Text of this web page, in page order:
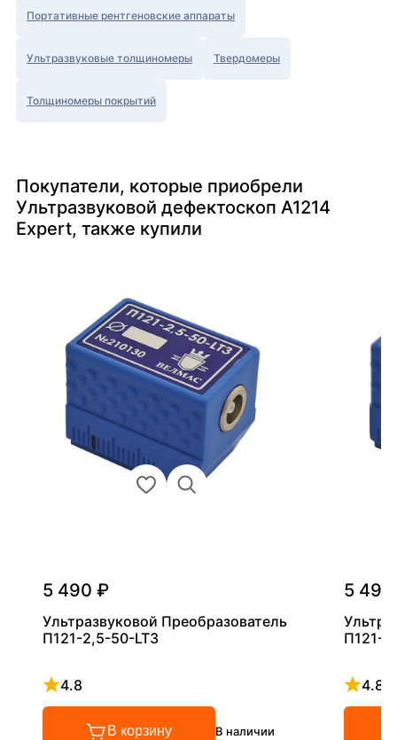
Портативные рентгеновские аппараты
Ультразвуковые толщиномеры Твердомеры
Толщиномеры покрытий
Покупатели, которые приобрели
Ультразвуковой дефектоскоп A1214
Expert, также купили
5 490 ₽
Ультразвуковой Преобразователь
П121-2,5-50-LT3
4.8
Рейтинг 4.8 из 5
В корзину В наличии
5
П121-
4.8